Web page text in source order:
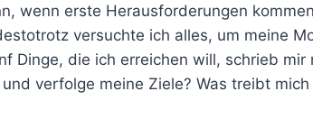
wenn erste Herausforderungen
versuchte ich alles, um meine
Dinge, die ich erreichen will, schrieb mir
verfolge meine Ziele? Was treibt mich